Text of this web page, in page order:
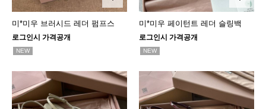
미*미우 브러시드 레더 펌프스
로그인시 가격공개
NEW
미*미우 페이턴트 레더 슬링백
로그인시 가격공개
NEW